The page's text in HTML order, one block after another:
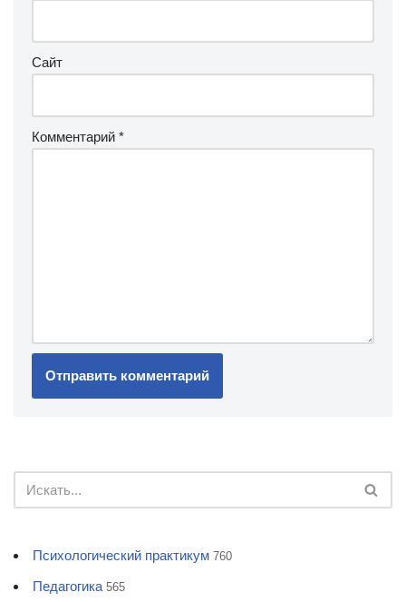
Сайт
Комментарий *
Психологический практикум 760
Педагогика 565